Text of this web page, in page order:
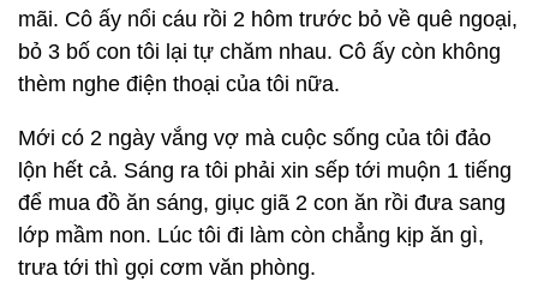
mãi. Cô ấy nổi cáu rồi 2 hôm trước bỏ về quê ngoại,
bỏ 3 bố con tôi lại tự chăm nhau. Cô ấy còn không
thèm nghe điện thoại của tôi nữa.
Mới có 2 ngày vắng vợ mà cuộc sống của tôi đảo
lộn hết cả. Sáng ra tôi phải xin sếp tới muộn 1 tiếng
để mua đồ ăn sáng, giục giã 2 con ăn rồi đưa sang
lớp mầm non. Lúc tôi đi làm còn chẳng kịp ăn gì,
trưa tới thì gọi cơm văn phòng.